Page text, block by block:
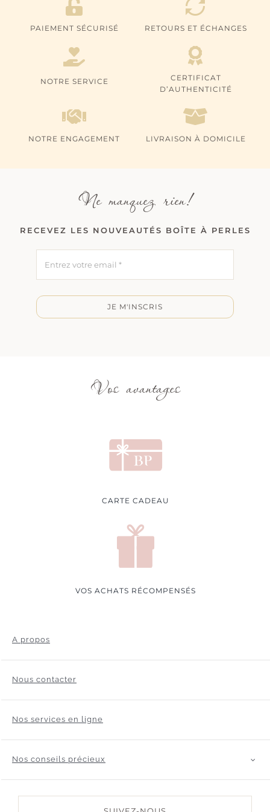
PAIEMENT SÉCURISÉ RETOURS ET ÉCHANGES
NOTRE SERVICE
CERTIFICAT
D’AUTHENTICITÉ
NOTRE ENGAGEMENT LIVRAISON À DOMICILE
Ne manquez rien!
RECEVEZ LES NOUVEAUTÉS BOÎTE À PERLES
JE M'INSCRIS
Vos avantages
CARTE CADEAU
VOS ACHATS RÉCOMPENSÉS
A propos
Nous contacter
Nos services en ligne
Nos conseils précieux